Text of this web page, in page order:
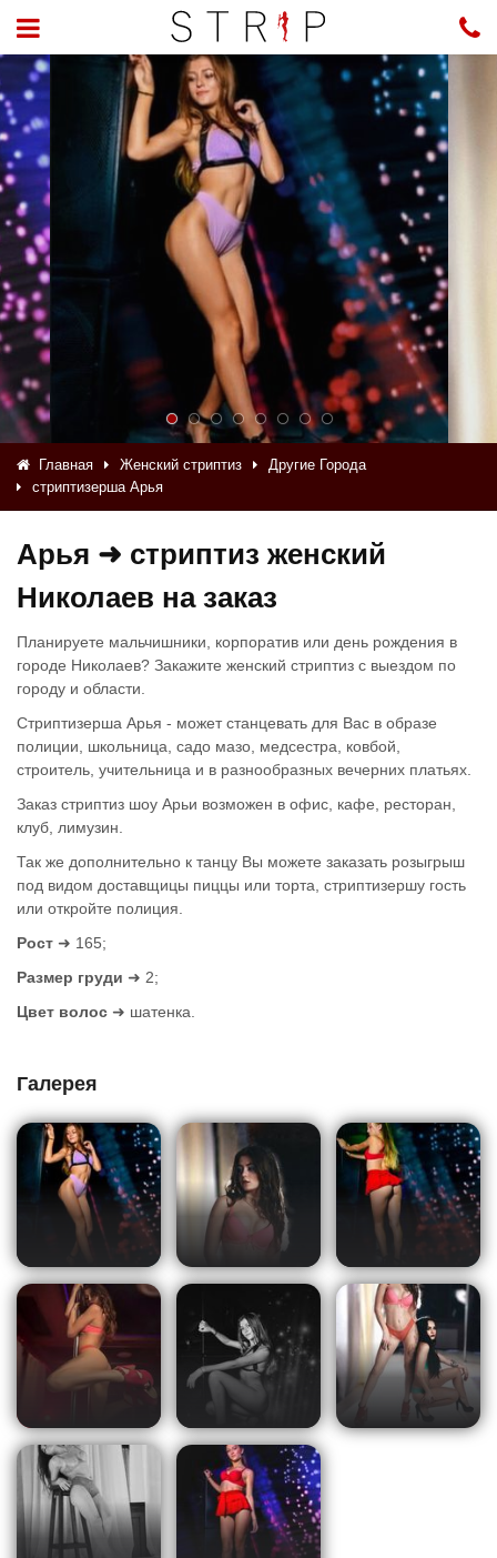
Главная Женский стриптиз
Другие Города
стриптизерша Арья
Арья ➜ стриптиз женский
Николаев на заказ
Планируете мальчишники, корпоратив или день рождения в
городе Николаев? Закажите женский стриптиз с выездом по
городу и области.
Стриптизерша Арья - может станцевать для Вас в образе
полиции, школьница, садо мазо, медсестра, ковбой,
строитель, учительница и в разнообразных вечерних платьях.
Заказ стриптиз шоу Арьи возможен в офис, кафе, ресторан,
клуб, лимузин.
Так же дополнительно к танцу Вы можете заказать розыгрыш
под видом доставщицы пиццы или торта, стриптизершу гость
или откройте полиция.
Рост ➜ 165;
Размер груди ➜ 2;
Цвет волос ➜ шатенка.
Галерея